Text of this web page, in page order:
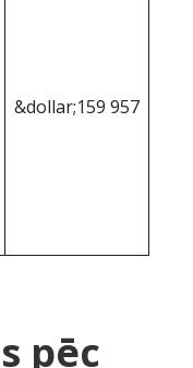
&dollar;159 957
pēc